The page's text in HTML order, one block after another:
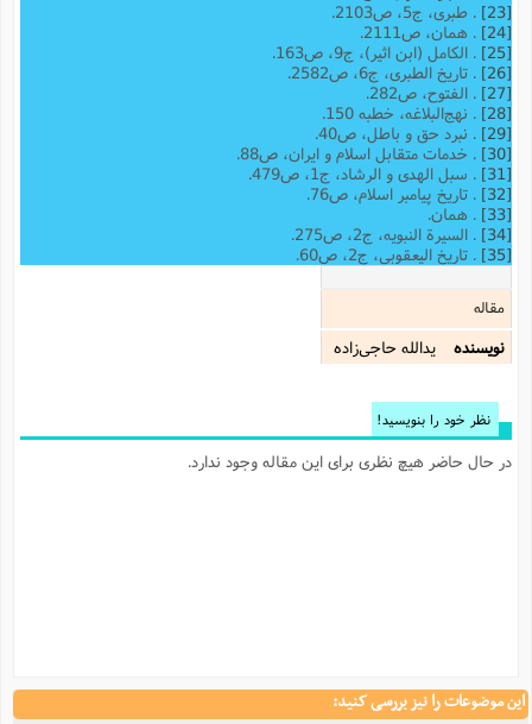
. طبری، ج5، ص2103.
. همان، ص2111.
. الکامل (ابن اثیر)، ج9، ص163.
. تاریخ الطبری، ج‌6، ص2582.
. الفتوح، ص282.
. نهج‌البلاغه، خطبه 150.
. نبرد حق و باطل، ص40.
. خدمات متقابل اسلام و ایران، ص88.
. سبل الهدی و الرشاد، ج1، ص479.
. تاریخ پیامبر اسلام، ص76.
. همان.
. السیرة النبویه، ج2، ص275.
. تاریخ الیعقوبی، ج2، ص60.
مقاله
نویسنده
یدالله حاجی‌زاده
نظر خود را بنویسید!
در حال حاضر هیچ نظری برای این مقاله وجود ندارد.
این موضوعات را نیز بررسی کنید: